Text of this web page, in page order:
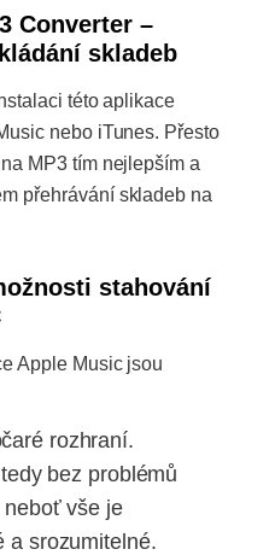
Converter –
skladeb
této aplikace
nebo iTunes. Přesto
MP3 tím nejlepším a
přehrávání skladeb na
stahování
Apple Music jsou
rozhraní.
bez problémů
vše je
a srozumitelné.